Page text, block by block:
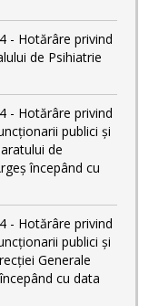
- Hotărâre privind
de Psihiatrie
- Hotărâre privind
publici și
de
începând cu
- Hotărâre privind
publici și
Generale
cu data